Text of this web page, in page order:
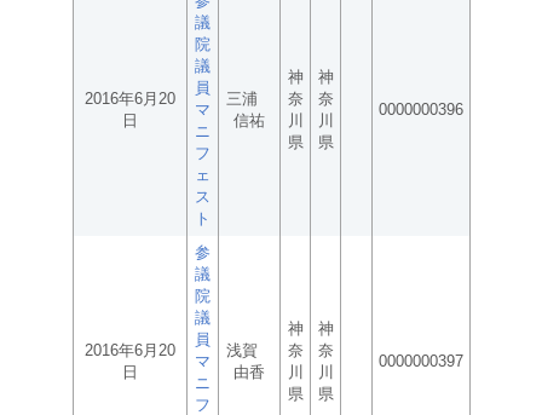
2016年6月20
日
議
院
議
員
マ
ニ
フ
ェ
ス
ト
三浦
信祐
神
奈
川
県
神
奈
川
県
0000000396
2016年6月20
日
参
議
院
議
員
マ
ニ
フ
浅賀
由香
神
奈
川
県
神
奈
川
県
0000000397